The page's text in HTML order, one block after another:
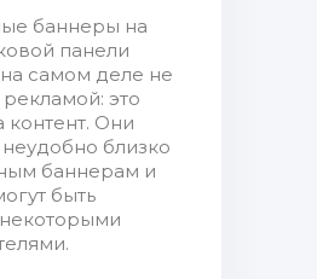
баннеры на
панели
самом деле не
это
контент. Они
близко
баннерам и
быть